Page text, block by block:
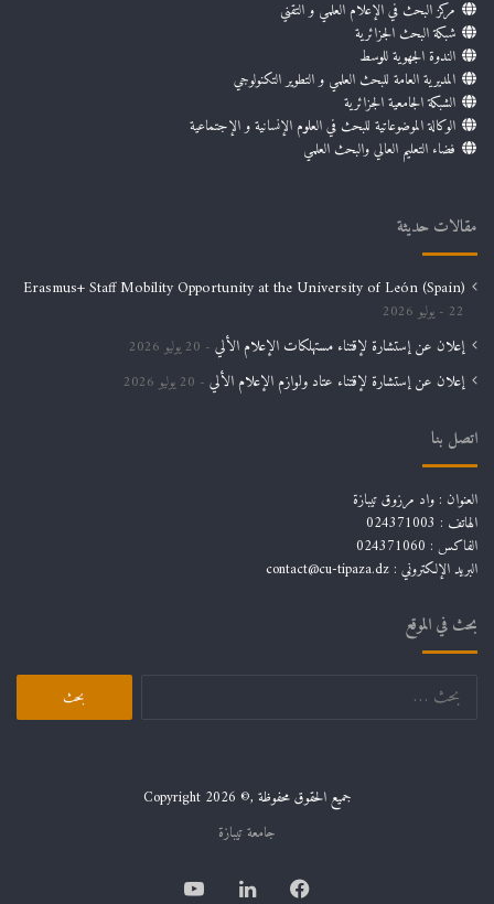
المركز الجامعي تيبازة
تيبازة
مركز البحث في الإعلام العلمي و التقني
شبكة البحث الجزائرية
الندوة الجهوية للوسط
المديرية العامة للبحث العلمي و التطوير التكنولوجي
الشبكة الجامعية الجزائرية
الوكالة الموضوعاتية للبحث في العلوم الإنسانية و الإجتماعية
فضاء التعليم العالي والبحث العلمي
مقالات حديثة
Erasmus+ Staff Mobility Opportunity at the University of León (Spain)
22 يوليو 2026
إعلان عن إستشارة لإقتناء مستهلكات الإعلام الألي 20 يوليو 2026
إعلان عن إستشارة لإقتناء عتاد ولوازم الإعلام الألي 20 يوليو 2026
اتصل بنا
العنوان : واد مرزوق تيبازة
الهاتف : 024371003
الفاكس : 024371060
البريد الإلكتروني : contact@cu-tipaza.dz
بحث في الموقع
البحث
جميع الحقوق محفوظة ,© Copyright 2026
جامعة تيبازة
فيسبوكلينكدإن يوتيوب